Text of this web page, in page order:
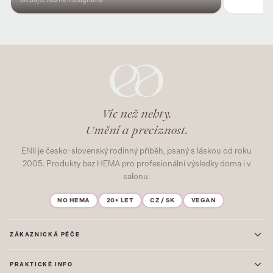
Víc než nehty.
Umění a preciznost.
ENII je česko-slovenský rodinný příběh, psaný s láskou od roku
2005. Produkty bez HEMA pro profesionální výsledky doma i v
salonu.
NO HEMA 20+ LET CZ / SK VEGAN
ZÁKAZNICKÁ PÉČE
Časté dotazy
PRAKTICKÉ INFO